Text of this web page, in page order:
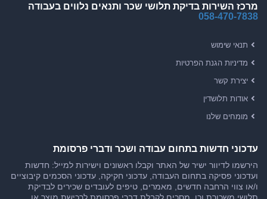
מרכז השירות בדיקת תלושי שכר ותנאים נלווים בעבודה
058-470-7838
תנאי שימוש
מדיניות הגנת הפרטיות
יצירת קשר
אודות תלושדין
מומחים שלנו
עדכוני חדשות בתחום עבודה ושכר ודברי פרסומת
הירשמו לדיוור ישיר של האתר וקבלו ראשונים וישירות למייל: חדשות
ועדכוני פסיקה בתחום העבודה, עדכוני חקיקה, עדכוני הסכמים קיבוציים
ו/או צווי הרחבה חדשים, מאמרים, טיפים לעובדים שכירים לבדיקת